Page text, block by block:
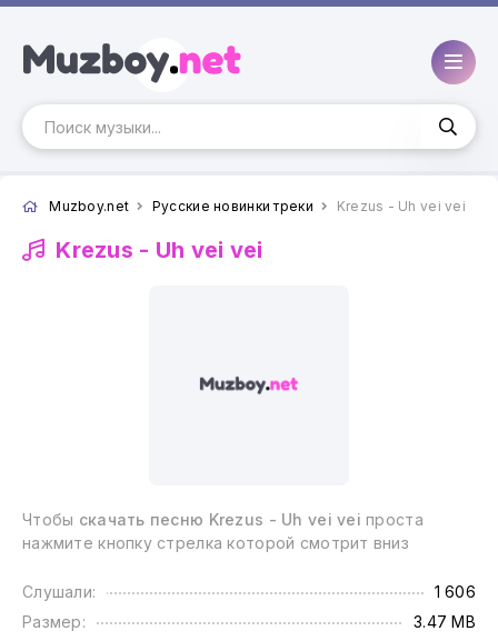
Muzboy.net Русские новинки треки Krezus - Uh vei vei
Krezus - Uh vei vei
Чтобы скачать песню Krezus - Uh vei vei проста
нажмите кнопку стрелка которой смотрит вниз
Слушали:
1 606
Размер:
3.47 MB